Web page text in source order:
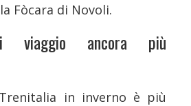
Fòcara di Novoli.
viaggio ancora più
in inverno è più